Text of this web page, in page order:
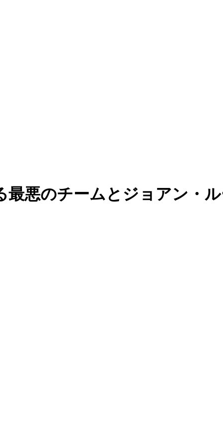
悪のチームとジョアン・